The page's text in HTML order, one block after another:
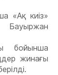
«Ақ киіз»
бойынша
жинағы